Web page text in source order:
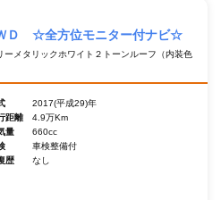
Ｄ ☆全方位モニター付ナビ☆
ーメタリックホワイト２トーンルーフ（内装色
2017(平成29)年
距離
4.9万Km
量
660cc
車検整備付
歴
なし